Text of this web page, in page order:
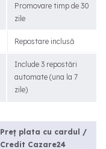
Promovare timp de 30
zile
Repostare inclusă
Include 3 repostări
automate (una la 7
zile)
Preț plata cu cardul /
Credit Cazare24